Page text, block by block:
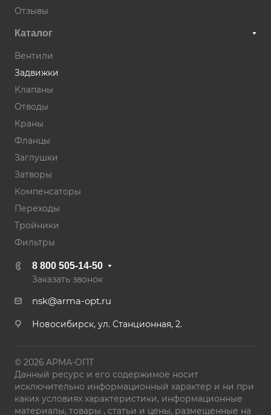
Отзывы
Каталог
Вентили
Задвижки
Клапаны
Отводы
Краны
Фланцы
Заглушки
Затворы
Компенсаторы
Переходы
Тройники
Фильтры
8 800 505-14-50
Заказать звонок
nsk@arma-opt.ru
Новосибирск, ул. Станционная, 2.
© 2026 АРМА-ОПТ
Данный ресурс и его содержимое носит
исключительно информационный характер и ни при
каких условиях характеристики, информационные
материалы, товары , статьи и цены, размещенные на